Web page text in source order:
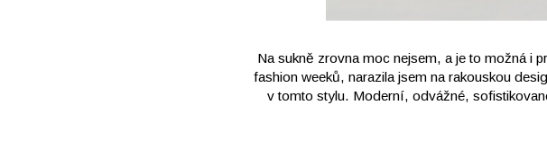
Na sukně zrovna moc nejsem, a je to možná i
fashion weeků, narazila jsem na rakouskou
v tomto stylu. Moderní, odvážné,